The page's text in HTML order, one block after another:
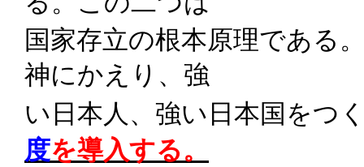
国家存立の根本原理である
神にかえり、強
い日本人、強い日本国をつ
度を導入する。